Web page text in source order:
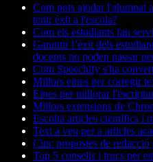
Com pots ajudar l'alumnat
tenir èxit a l'escola?
Com els estudiants fan
Garantir l’èxit dels
docents no poden passar
Com Speechify s'ha
Millors eines per corregir
Eines per millorar
Millors extensions de
Escolta articles científics i
Text a veu per a articles
Cinc propostes de redacció
Top 5 consells i trucs per